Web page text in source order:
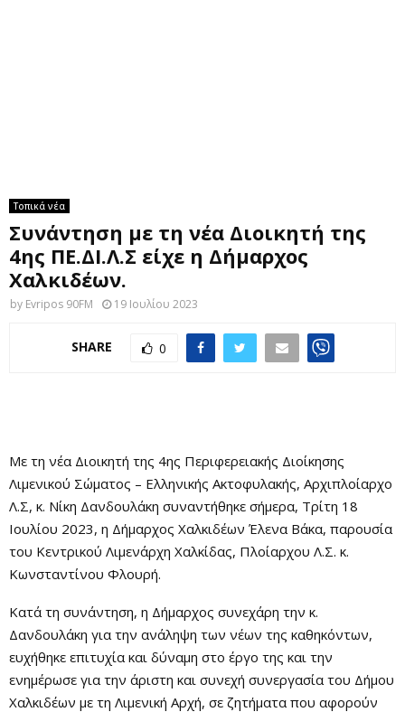
Τοπικά νέα
Συνάντηση με τη νέα Διοικητή της
4ης ΠΕ.ΔΙ.Λ.Σ είχε η Δήμαρχος
Χαλκιδέων.
by Evripos 90FM 19 Ιουλίου 2023
SHARE 0
Με τη νέα Διοικητή της 4ης Περιφερειακής Διοίκησης
Λιμενικού Σώματος – Ελληνικής Ακτοφυλακής, Αρχιπλοίαρχο
Λ.Σ, κ. Νίκη Δανδουλάκη συναντήθηκε σήμερα, Τρίτη 18
Ιουλίου 2023, η Δήμαρχος Χαλκιδέων Έλενα Βάκα, παρουσία
του Κεντρικού Λιμενάρχη Χαλκίδας, Πλοίαρχου Λ.Σ. κ.
Κωνσταντίνου Φλουρή.
Κατά τη συνάντηση, η Δήμαρχος συνεχάρη την κ.
Δανδουλάκη για την ανάληψη των νέων της καθηκόντων,
ευχήθηκε επιτυχία και δύναμη στο έργο της και την
ενημέρωσε για την άριστη και συνεχή συνεργασία του Δήμου
Χαλκιδέων με τη Λιμενική Αρχή, σε ζητήματα που αφορούν